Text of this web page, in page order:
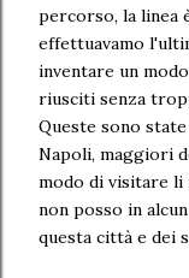
percorso, la linea
effettuavamo
inventare un
riusciti senza
Queste sono
Napoli, maggiori
modo di visitare
non posso in
questa città e dei